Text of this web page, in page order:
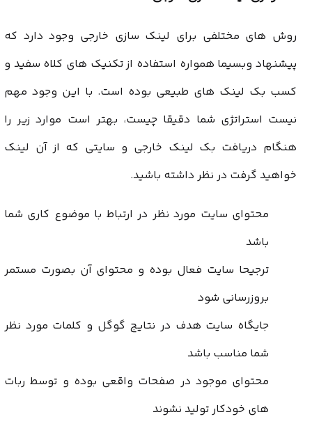
روش های مختلفی برای لینک سازی خارجی وجود دارد که
پیشنهاد وبسیما همواره استفاده از تکنیک های کلاه سفید و
کسب بک لینک های طبیعی بوده است. با این وجود مهم
نیست استراتژی شما دقیقا چیست، بهتر است موارد زیر را
هنگام دریافت بک لینک خارجی و سایتی که از آن لینک
خواهید گرفت در نظر داشته باشید.
محتوای سایت مورد نظر در ارتباط با موضوع کاری شما
باشد
ترجیحا سایت فعال بوده و محتوای آن بصورت مستمر
بروزرسانی شود
جایگاه سایت هدف در نتایج گوگل و کلمات مورد نظر
شما مناسب باشد
محتوای موجود در صفحات واقعی بوده و توسط ربات
های خودکار تولید نشوند